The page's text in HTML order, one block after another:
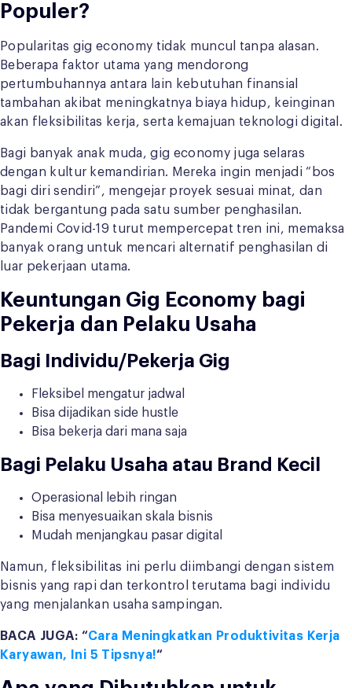
Populer?
Popularitas gig economy tidak muncul tanpa alasan.
Beberapa faktor utama yang mendorong
pertumbuhannya antara lain kebutuhan finansial
tambahan akibat meningkatnya biaya hidup, keinginan
akan fleksibilitas kerja, serta kemajuan teknologi digital.
Bagi banyak anak muda, gig economy juga selaras
dengan kultur kemandirian. Mereka ingin menjadi “bos
bagi diri sendiri”, mengejar proyek sesuai minat, dan
tidak bergantung pada satu sumber penghasilan.
Pandemi Covid-19 turut mempercepat tren ini, memaksa
banyak orang untuk mencari alternatif penghasilan di
luar pekerjaan utama.
Keuntungan Gig Economy bagi
Pekerja dan Pelaku Usaha
Bagi Individu/Pekerja Gig
Fleksibel mengatur jadwal
Bisa dijadikan side hustle
Bisa bekerja dari mana saja
Bagi Pelaku Usaha atau Brand Kecil
Operasional lebih ringan
Bisa menyesuaikan skala bisnis
Mudah menjangkau pasar digital
Namun, fleksibilitas ini perlu diimbangi dengan sistem
bisnis yang rapi dan terkontrol terutama bagi individu
yang menjalankan usaha sampingan.
BACA JUGA: “Cara Meningkatkan Produktivitas Kerja
Karyawan, Ini 5 Tipsnya!“